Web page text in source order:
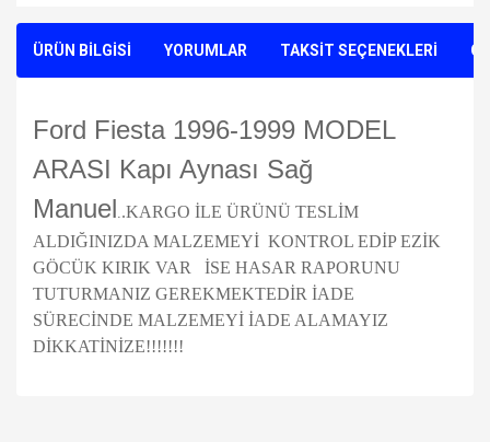
ÜRÜN BİLGİSİ YORUMLAR TAKSİT SEÇENEKLERİ
Ford Fiesta 1996-1999 MODEL
ARASI Kapı Aynası Sağ
Manuel..KARGO İLE ÜRÜNÜ TESLİM
ALDIĞINIZDA MALZEMEYİ KONTROL EDİP EZİK
GÖCÜK KIRIK VAR İSE HASAR RAPORUNU
TUTURMANIZ GEREKMEKTEDİR İADE
SÜRECİNDE MALZEMEYİ İADE ALAMAYIZ
DİKKATİNİZE!!!!!!!